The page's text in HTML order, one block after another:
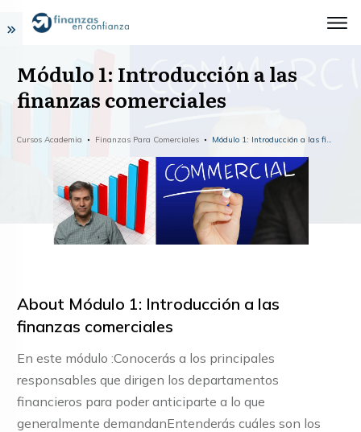
Módulo 1: Introducción a las
finanzas comerciales
Cursos Academia Finanzas Para Comerciales Módulo 1: Introducción a las finanzas comerciales
About Módulo 1: Introducción a las
finanzas comerciales
En este módulo :Conocerás a los principales
responsables que dirigen los departamentos
financieros para poder anticiparte a lo que
generalmente demandanEntenderás cuáles son los